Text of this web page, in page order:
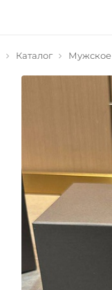
Каталог Мужское